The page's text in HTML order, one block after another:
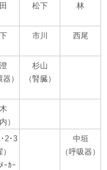
松下 林
市川 西尾
器）
杉山
（腎臓）
）
･2･3
ｰｶｰ
中垣
（呼吸器）